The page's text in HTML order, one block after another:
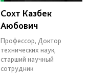
Сохт Казбек
Аюбович
Профессор, Доктор
технических наук,
старший научный
сотрудник